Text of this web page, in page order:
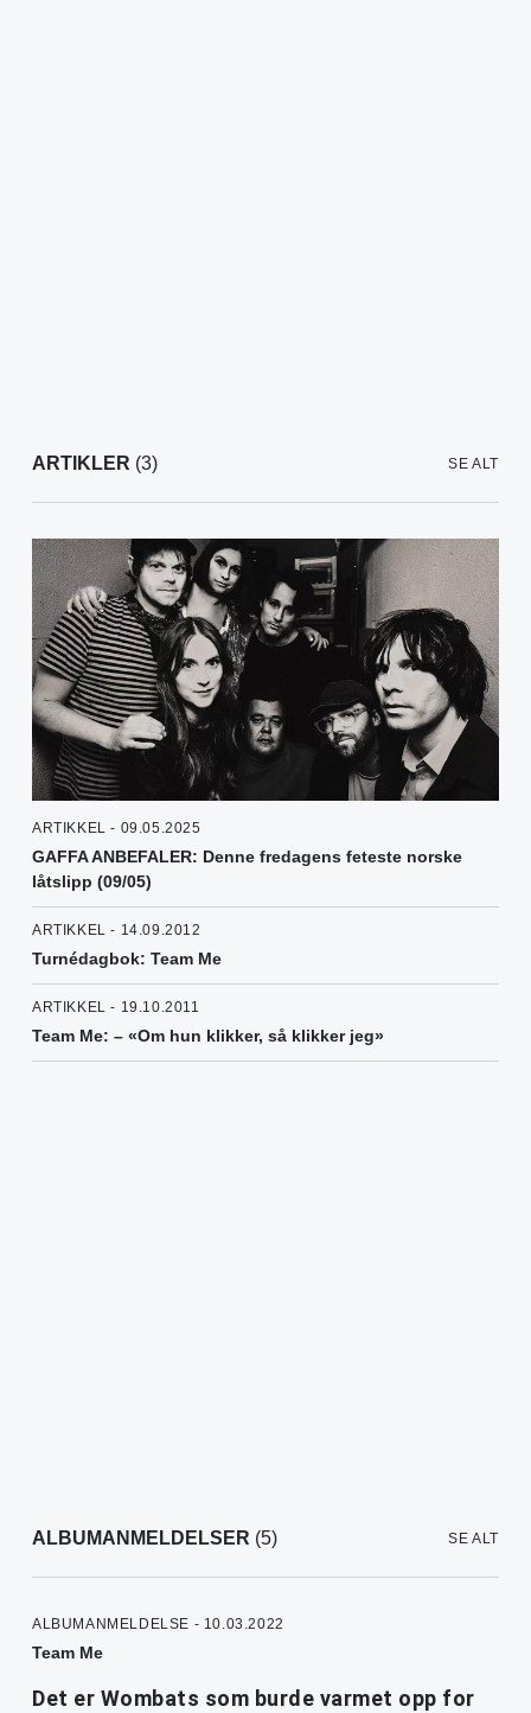
ARTIKLER (3) SE ALT
ARTIKKEL - 09.05.2025
GAFFA ANBEFALER: Denne fredagens feteste norske
låtslipp (09/05)
ARTIKKEL - 14.09.2012
Turnédagbok: Team Me
ARTIKKEL - 19.10.2011
Team Me: – «Om hun klikker, så klikker jeg»
ALBUMANMELDELSER (5) SE ALT
ALBUMANMELDELSE - 10.03.2022
Team Me
Det er Wombats som burde varmet opp for